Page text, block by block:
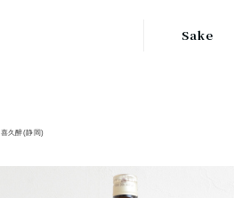
Sake
喜久醉(静岡)